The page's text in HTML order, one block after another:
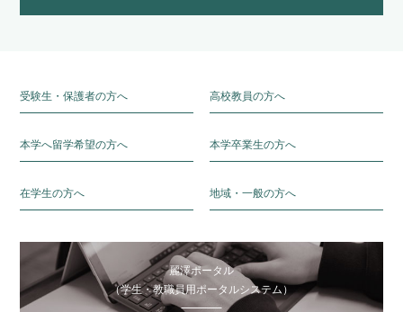
受験生・保護者の方へ 高校教員の方へ
本学へ留学希望の方へ 本学卒業生の方へ
在学生の方へ 地域・一般の方へ
麗澤ポータル
（学生・教職員用ポータルシステム）